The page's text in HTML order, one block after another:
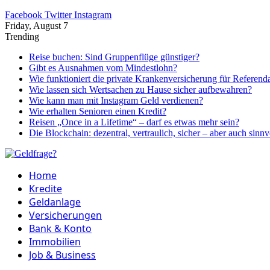
Facebook Twitter Instagram
Friday, August 7
Trending
Reise buchen: Sind Gruppenflüge günstiger?
Gibt es Ausnahmen vom Mindestlohn?
Wie funktioniert die private Krankenversicherung für
Wie lassen sich Wertsachen zu Hause sicher aufbewahren?
Wie kann man mit Instagram Geld verdienen?
Wie erhalten Senioren einen Kredit?
Reisen „Once in a Lifetime“ – darf es etwas mehr sein?
Die Blockchain: dezentral, vertraulich, sicher – aber auch
Home
Kredite
Geldanlage
Versicherungen
Bank & Konto
Immobilien
Job & Business